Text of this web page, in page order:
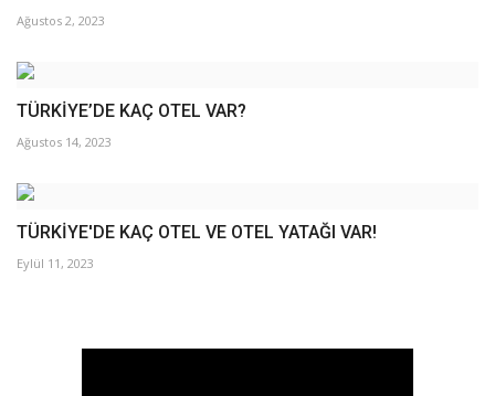
Ağustos 2, 2023
TÜRKİYE’DE KAÇ OTEL VAR?
Ağustos 14, 2023
TÜRKİYE'DE KAÇ OTEL VE OTEL YATAĞI VAR!
Eylül 11, 2023